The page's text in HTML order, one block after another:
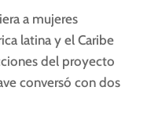
a mujeres
latina y el Caribe
del proyecto
conversó con dos